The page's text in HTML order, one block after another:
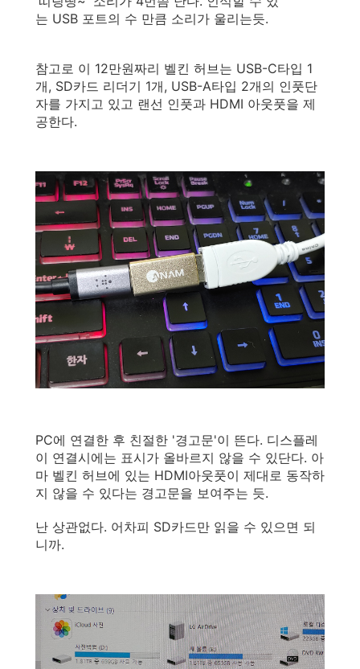
는 USB 포트의 수 만큼 소리가 울리는듯.
참고로 이 12만원짜리 벨킨 허브는 USB-C타입 1
개, SD카드 리더기 1개, USB-A타입 2개의 인풋단
자를 가지고 있고 랜선 인풋과 HDMI 아웃풋을 제
공한다.
PC에 연결한 후 친절한 '경고문'이 뜬다. 디스플레
이 연결시에는 표시가 올바르지 않을 수 있단다. 아
마 벨킨 허브에 있는 HDMI아웃풋이 제대로 동작하
지 않을 수 있다는 경고문을 보여주는 듯.
난 상관없다. 어차피 SD카드만 읽을 수 있으면 되
니까.